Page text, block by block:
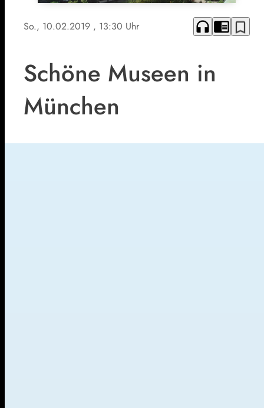
So., 10.02.2019 , 13:30 Uhr headphones chrome_reader_mode bookmark_border
Schöne Museen in
München